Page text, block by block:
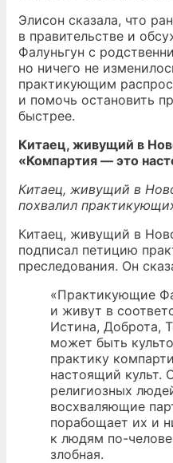
Элисон сказала, что
в правительстве и
Фалуньгун с
но ничего не
практикующим
и помочь остановить
быстрее.
Китаец, живущий в
«Компартия — это
Китаец, живущий в
похвалил
Китаец, живущий в
подписал петицию
преследования. Он
«Практикующие
и живут в
Истина, Доброта,
может быть
практику
настоящий культ.
религиозных
восхваляющие
порабощает их и
к людям по-
злобная.